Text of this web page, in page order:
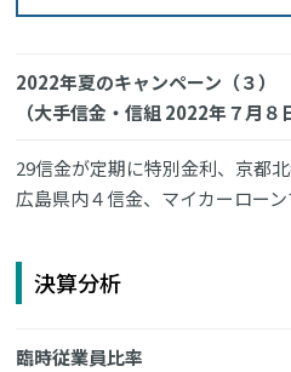
2022年夏のキャンペーン（３）
（大手信金・信組 2022年７月８
29信金が定期に特別金利、京都
広島県内４信金、マイカーロー
決算分析
臨時従業員比率